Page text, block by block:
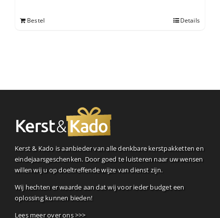
Bestel Details
Kerst & Kado is aanbieder van alle denkbare kerstpakketten en
eindejaarsgeschenken. Door goed te luisteren naar uw wensen
willen wij u op doeltreffende wijze van dienst zijn.
Wij hechten er waarde aan dat wij voor ieder budget een
oplossing kunnen bieden!
Lees meer over ons >>>